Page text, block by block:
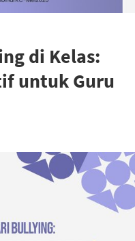
di Kelas:
untuk Guru